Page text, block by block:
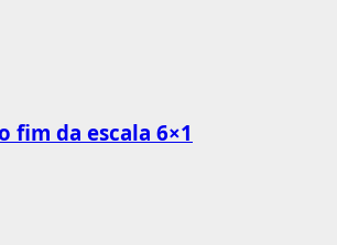
fim da escala 6×1